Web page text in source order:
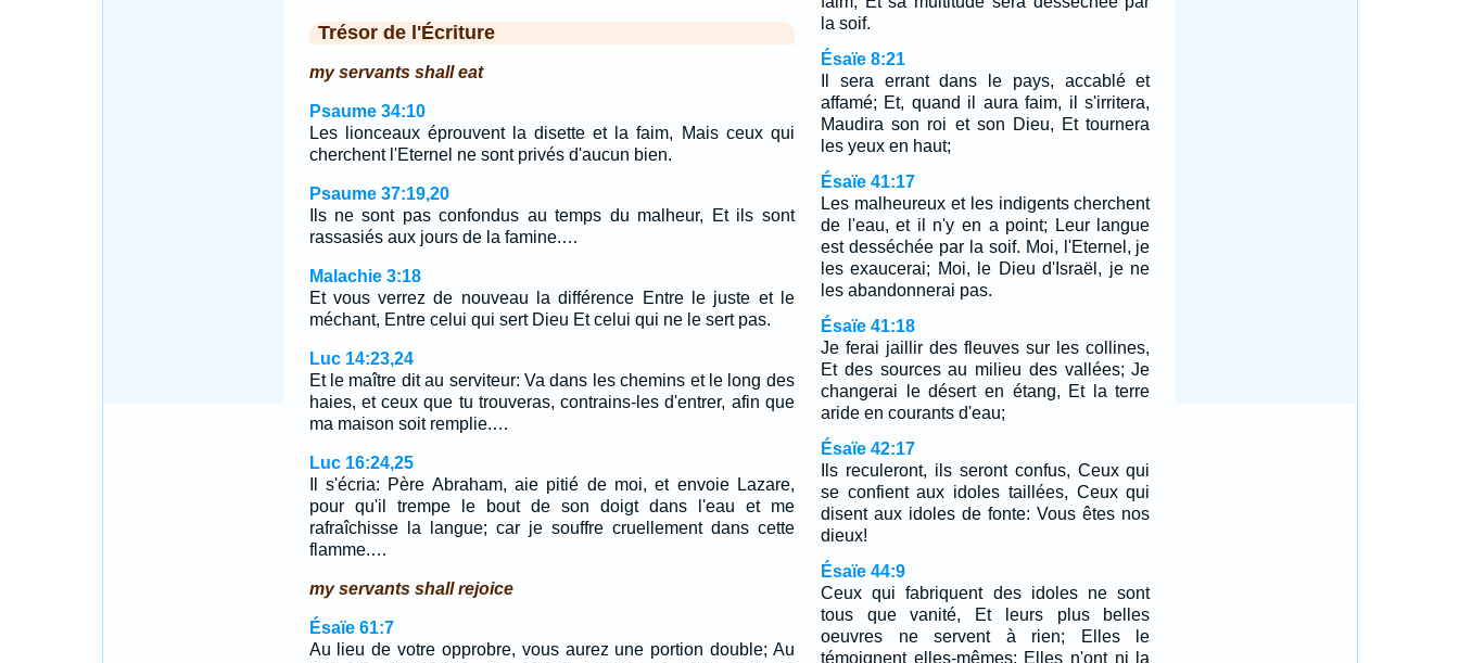
Trésor de l'Écriture
my servants shall eat
Psaume 34:10
Les lionceaux éprouvent la disette et la faim, Mais ceux qui
cherchent l'Eternel ne sont privés d'aucun bien.
Psaume 37:19,20
Ils ne sont pas confondus au temps du malheur, Et ils sont
rassasiés aux jours de la famine.…
Malachie 3:18
Et vous verrez de nouveau la différence Entre le juste et le
méchant, Entre celui qui sert Dieu Et celui qui ne le sert pas.
Luc 14:23,24
Et le maître dit au serviteur: Va dans les chemins et le long des
haies, et ceux que tu trouveras, contrains-les d'entrer, afin que
ma maison soit remplie.…
Luc 16:24,25
Il s'écria: Père Abraham, aie pitié de moi, et envoie Lazare,
pour qu'il trempe le bout de son doigt dans l'eau et me
rafraîchisse la langue; car je souffre cruellement dans cette
flamme.…
my servants shall rejoice
Ésaïe 61:7
Au lieu de votre opprobre, vous aurez une portion double; Au
la soif.
Ésaïe 8:21
Il sera errant dans le pays, accablé et
affamé; Et, quand il aura faim, il s'irritera,
Maudira son roi et son Dieu, Et tournera
les yeux en haut;
Ésaïe 41:17
Les malheureux et les indigents cherchent
de l'eau, et il n'y en a point; Leur langue
est desséchée par la soif. Moi, l'Eternel, je
les exaucerai; Moi, le Dieu d'Israël, je ne
les abandonnerai pas.
Ésaïe 41:18
Je ferai jaillir des fleuves sur les collines,
Et des sources au milieu des vallées; Je
changerai le désert en étang, Et la terre
aride en courants d'eau;
Ésaïe 42:17
Ils reculeront, ils seront confus, Ceux qui
se confient aux idoles taillées, Ceux qui
disent aux idoles de fonte: Vous êtes nos
dieux!
Ésaïe 44:9
Ceux qui fabriquent des idoles ne sont
tous que vanité, Et leurs plus belles
oeuvres ne servent à rien; Elles le
témoignent elles-mêmes: Elles n'ont ni la